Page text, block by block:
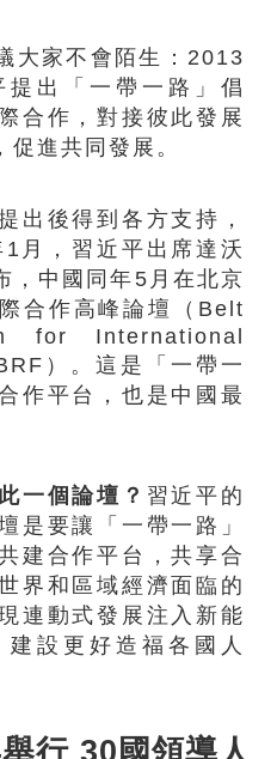
家不會陌生：2013
出「一帶一路」倡
合作，對接彼此發展
進共同發展。
後得到各方支持，
月，習近平出席達沃
，中國同年5月在北京
合作高峰論壇（Belt
for International
）。這是「一帶一
作平台，也是中國最
一個論壇？ 習近平的
是要讓「一帶一路」
建合作平台，共享合
界和區域經濟面臨的
連動式發展注入新能
設更好造福各國人
行 30國領導人